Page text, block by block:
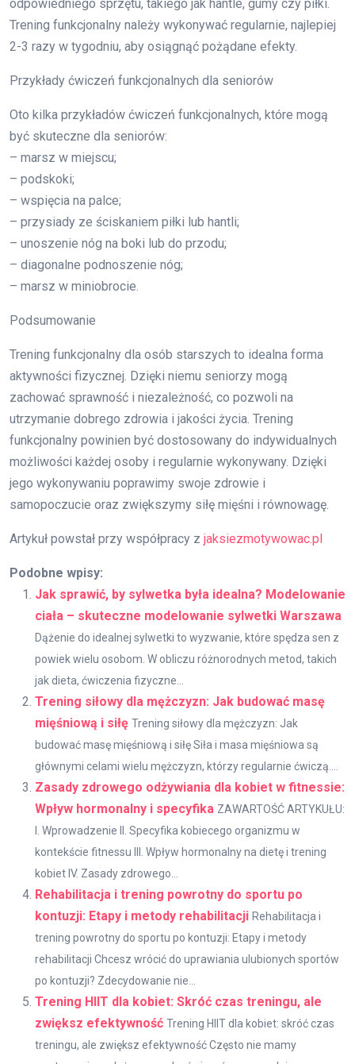
odpowiedniego sprzętu, takiego jak hantle, gumy czy piłki.
Trening funkcjonalny należy wykonywać regularnie, najlepiej
2-3 razy w tygodniu, aby osiągnąć pożądane efekty.
Przykłady ćwiczeń funkcjonalnych dla seniorów
Oto kilka przykładów ćwiczeń funkcjonalnych, które mogą
być skuteczne dla seniorów:
– marsz w miejscu;
– podskoki;
– wspięcia na palce;
– przysiady ze ściskaniem piłki lub hantli;
– unoszenie nóg na boki lub do przodu;
– diagonalne podnoszenie nóg;
– marsz w miniobrocie.
Podsumowanie
Trening funkcjonalny dla osób starszych to idealna forma
aktywności fizycznej. Dzięki niemu seniorzy mogą
zachować sprawność i niezależność, co pozwoli na
utrzymanie dobrego zdrowia i jakości życia. Trening
funkcjonalny powinien być dostosowany do indywidualnych
możliwości każdej osoby i regularnie wykonywany. Dzięki
jego wykonywaniu poprawimy swoje zdrowie i
samopoczucie oraz zwiększymy siłę mięśni i równowagę.
Artykuł powstał przy współpracy z jaksiezmotywowac.pl
Podobne wpisy:
Jak sprawić, by sylwetka była idealna? Modelowanie
ciała – skuteczne modelowanie sylwetki Warszawa
Dążenie do idealnej sylwetki to wyzwanie, które spędza sen z
powiek wielu osobom. W obliczu różnorodnych metod, takich
jak dieta, ćwiczenia fizyczne...
Trening siłowy dla mężczyzn: Jak budować masę
mięśniową i siłę Trening siłowy dla mężczyzn: Jak
budować masę mięśniową i siłę Siła i masa mięśniowa są
głównymi celami wielu mężczyzn, którzy regularnie ćwiczą....
Zasady zdrowego odżywiania dla kobiet w fitnessie:
Wpływ hormonalny i specyfika ZAWARTOŚĆ ARTYKUŁU:
I. Wprowadzenie II. Specyfika kobiecego organizmu w
kontekście fitnessu III. Wpływ hormonalny na dietę i trening
kobiet IV. Zasady zdrowego...
Rehabilitacja i trening powrotny do sportu po
kontuzji: Etapy i metody rehabilitacji Rehabilitacja i
trening powrotny do sportu po kontuzji: Etapy i metody
rehabilitacji Chcesz wrócić do uprawiania ulubionych sportów
po kontuzji? Zdecydowanie nie...
Trening HIIT dla kobiet: Skróć czas treningu, ale
zwiększ efektywność Trening HIIT dla kobiet: skróć czas
treningu, ale zwiększ efektywność Często nie mamy